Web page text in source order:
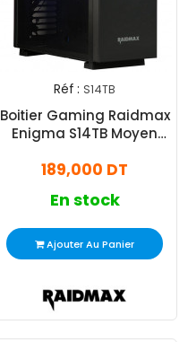
Réf : S14TB
Boitier Gaming Raidmax
Enigma S14TB Moyen
189,000 DT
En stock
Ajouter Au Panier